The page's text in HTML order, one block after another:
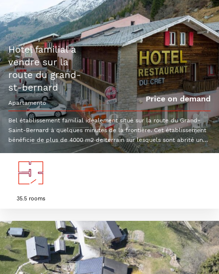
hotel familial a
vendre sur la
route du grand-
st-bernard
apartamento Price on demand
Bel établissement familial idéalement situé sur la route du Grand-
Saint-Bernard à quelques minutes de la frontière. Cet établissement
bénéficie de plus de 4000 m2 de terrain sur lesquels sont abrité un
hôtel, un café restaurant, un kiosk ainsi que d'une station
comprend 36 chambres/80 lits entièrement équipés.Une place
goudronnée de 4'3372m2 permet aux clients du restaurant ou de
n'hésitez pas à nous contacter.
35.5 rooms